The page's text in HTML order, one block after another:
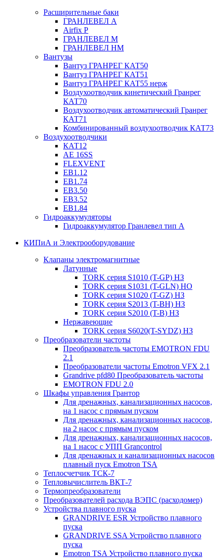
Расширительные баки
ГРАНЛЕВЕЛ А
Airfix P
ГРАНЛЕВЕЛ М
ГРАНЛЕВЕЛ НМ
Вантузы
Вантуз ГРАНРЕГ КАТ50
Вантуз ГРАНРЕГ КАТ51
Вантуз ГРАНРЕГ КАТ55 нерж
Воздухоотводчик кинетический Гранрег
КАТ70
Воздухоотводчик автоматический Гранрег
КАТ71
Комбинированный воздухоотводчик КАТ73
Воздухоотводчики
КАТ12
AE 16SS
FLEXVENT
EB1.12
EB1.74
EB3.50
EB3.52
EB1.84
Гидроаккумуляторы
Гидроаккумулятор Гранлевел тип А
КИПиА и Электрооборудование
Клапаны электромагнитные
Латунные
TORK серия S1010 (T-GP) НЗ
TORK серия S1031 (T-GLN) НО
TORK серия S1020 (T-GZ) НЗ
TORK серия S2013 (T-BH) НЗ
TORK серия S2010 (T-B) НЗ
Нержавеющие
TORK серия S6020(T-SYDZ) НЗ
Преобразователи частоты
Преобразователь частоты EMOTRON FDU
2.1
Преобразователи частоты Emotron VFX 2.1
Grandrive pfd80 Преобразователь частоты
EMOTRON FDU 2.0
Шкафы управления Грантор
Для дренажных, канализационных насосов,
на 1 насос с прямым пуском
Для дренажных, канализационных насосов,
на 2 насос с прямым пуском
Для дренажных, канализационных насосов,
на 1 насос с УПП Grancontrol
Для дренажных и канализационных насосов
плавный пуск Emotron TSA
Теплосчетчик ТСК-7
Тепловычислитель ВКТ-7
Термопреобразователи
Преобразователей расхода ВЭПС (расходомер)
Устройства плавного пуска
GRANDRIVE ESR Устройство плавного
пуска
GRANDRIVE SSA Устройство плавного
пуска
Emotron TSA Устройство плавного пуска